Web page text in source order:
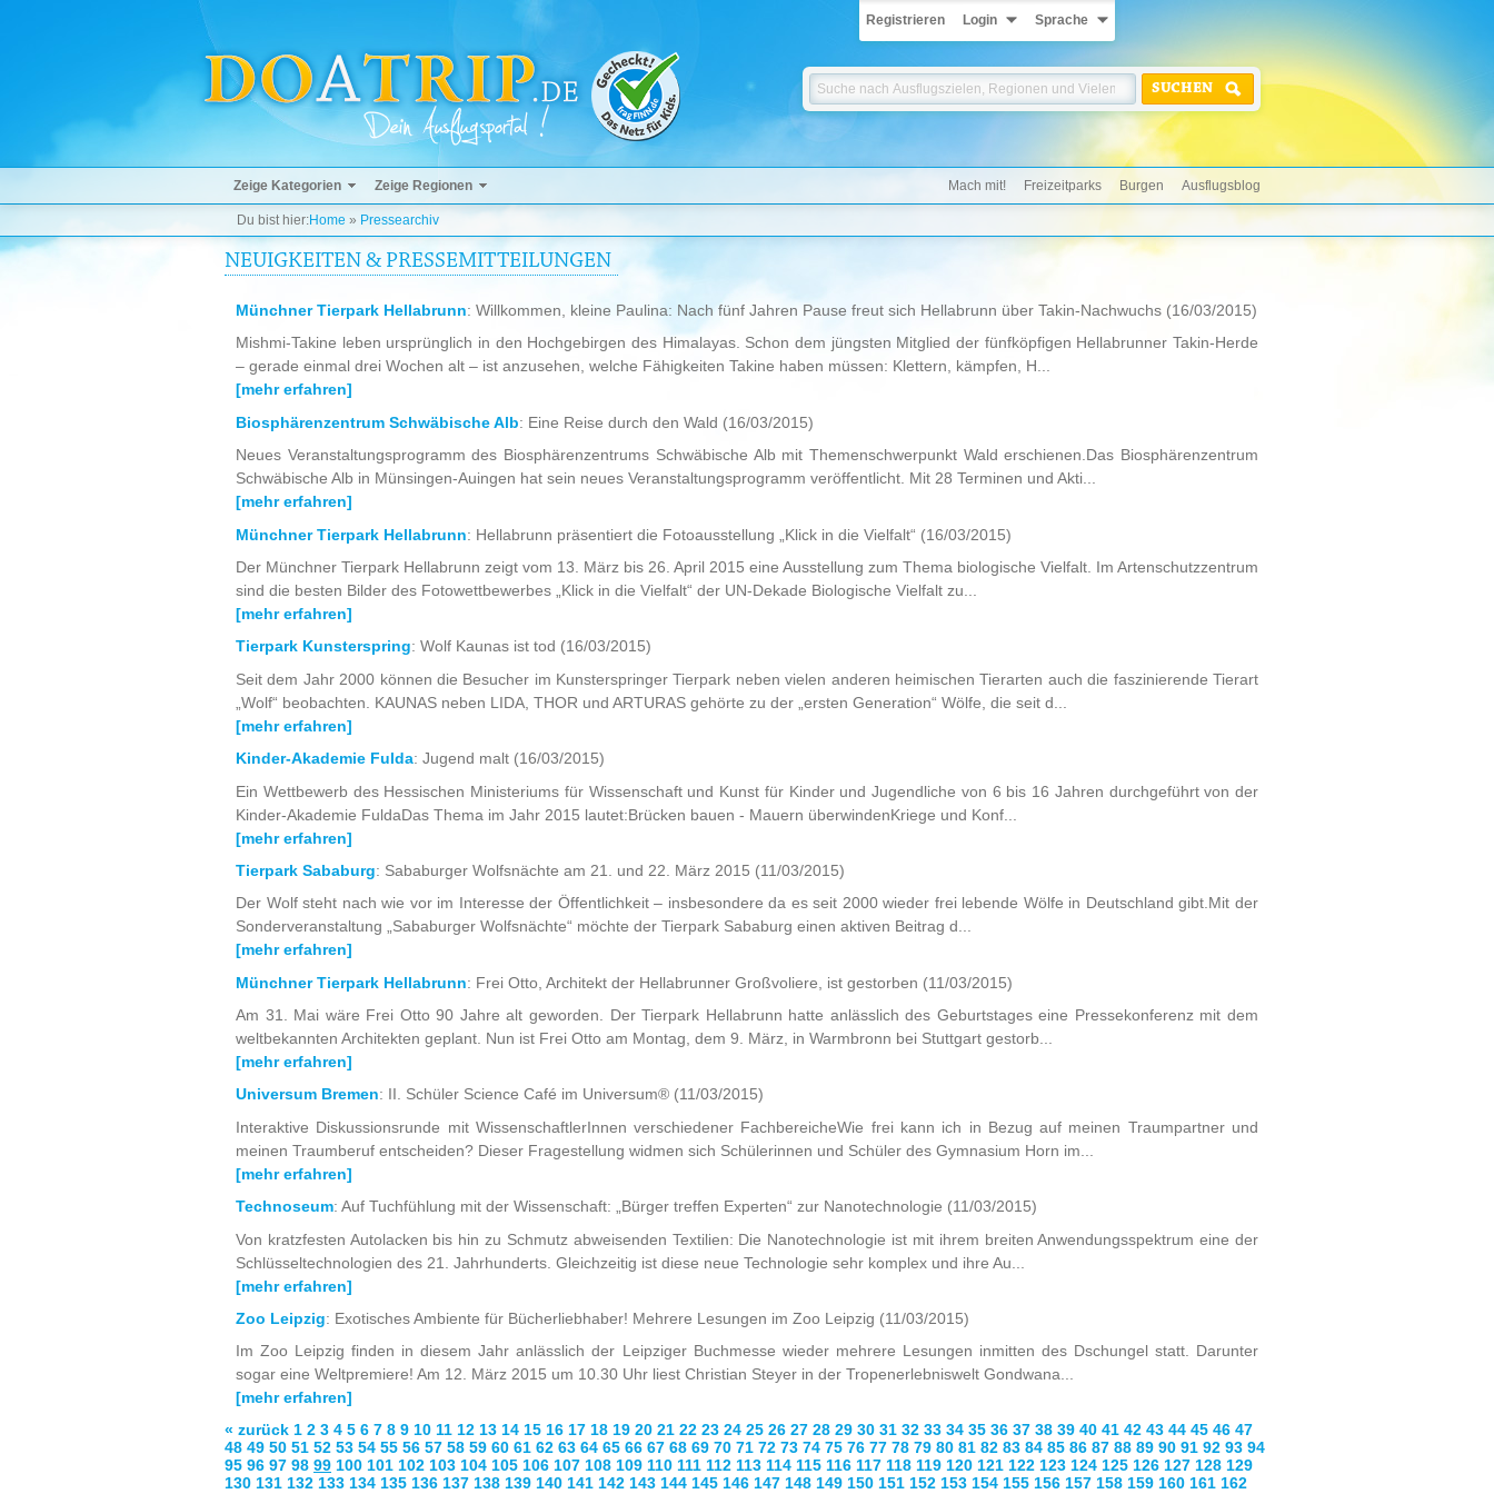
Registrieren Login Sprache
SUCHEN
Zeige Kategorien Zeige Regionen Mach mit! Freizeitparks Burgen Ausflugsblog
Du bist hier:Home » Pressearchiv
NEUIGKEITEN & PRESSEMITTEILUNGEN
Münchner Tierpark Hellabrunn: Willkommen, kleine Paulina: Nach fünf Jahren Pause freut sich Hellabrunn über Takin-Nachwuchs (16/03/2015)
Mishmi-Takine leben ursprünglich in den Hochgebirgen des Himalayas. Schon dem jüngsten Mitglied der fünfköpfigen Hellabrunner Takin-Herde
– gerade einmal drei Wochen alt – ist anzusehen, welche Fähigkeiten Takine haben müssen: Klettern, kämpfen, H...
[mehr erfahren]
Biosphärenzentrum Schwäbische Alb: Eine Reise durch den Wald (16/03/2015)
Neues Veranstaltungsprogramm des Biosphärenzentrums Schwäbische Alb mit Themenschwerpunkt Wald erschienen.Das Biosphärenzentrum
Schwäbische Alb in Münsingen-Auingen hat sein neues Veranstaltungsprogramm veröffentlicht. Mit 28 Terminen und Akti...
[mehr erfahren]
Münchner Tierpark Hellabrunn: Hellabrunn präsentiert die Fotoausstellung „Klick in die Vielfalt“ (16/03/2015)
Der Münchner Tierpark Hellabrunn zeigt vom 13. März bis 26. April 2015 eine Ausstellung zum Thema biologische Vielfalt. Im Artenschutzzentrum
sind die besten Bilder des Fotowettbewerbes „Klick in die Vielfalt“ der UN-Dekade Biologische Vielfalt zu...
[mehr erfahren]
Tierpark Kunsterspring: Wolf Kaunas ist tod (16/03/2015)
Seit dem Jahr 2000 können die Besucher im Kunsterspringer Tierpark neben vielen anderen heimischen Tierarten auch die faszinierende Tierart
„Wolf“ beobachten. KAUNAS neben LIDA, THOR und ARTURAS gehörte zu der „ersten Generation“ Wölfe, die seit d...
[mehr erfahren]
Kinder-Akademie Fulda: Jugend malt (16/03/2015)
Ein Wettbewerb des Hessischen Ministeriums für Wissenschaft und Kunst für Kinder und Jugendliche von 6 bis 16 Jahren durchgeführt von der
Kinder-Akademie FuldaDas Thema im Jahr 2015 lautet:Brücken bauen - Mauern überwindenKriege und Konf...
[mehr erfahren]
Tierpark Sababurg: Sababurger Wolfsnächte am 21. und 22. März 2015 (11/03/2015)
Der Wolf steht nach wie vor im Interesse der Öffentlichkeit – insbesondere da es seit 2000 wieder frei lebende Wölfe in Deutschland gibt.Mit der
Sonderveranstaltung „Sababurger Wolfsnächte“ möchte der Tierpark Sababurg einen aktiven Beitrag d...
[mehr erfahren]
Münchner Tierpark Hellabrunn: Frei Otto, Architekt der Hellabrunner Großvoliere, ist gestorben (11/03/2015)
Am 31. Mai wäre Frei Otto 90 Jahre alt geworden. Der Tierpark Hellabrunn hatte anlässlich des Geburtstages eine Pressekonferenz mit dem
weltbekannten Architekten geplant. Nun ist Frei Otto am Montag, dem 9. März, in Warmbronn bei Stuttgart gestorb...
[mehr erfahren]
Universum Bremen: II. Schüler Science Café im Universum® (11/03/2015)
Interaktive Diskussionsrunde mit WissenschaftlerInnen verschiedener FachbereicheWie frei kann ich in Bezug auf meinen Traumpartner und
meinen Traumberuf entscheiden? Dieser Fragestellung widmen sich Schülerinnen und Schüler des Gymnasium Horn im...
[mehr erfahren]
Technoseum: Auf Tuchfühlung mit der Wissenschaft: „Bürger treffen Experten“ zur Nanotechnologie (11/03/2015)
Von kratzfesten Autolacken bis hin zu Schmutz abweisenden Textilien: Die Nanotechnologie ist mit ihrem breiten Anwendungsspektrum eine der
Schlüsseltechnologien des 21. Jahrhunderts. Gleichzeitig ist diese neue Technologie sehr komplex und ihre Au...
[mehr erfahren]
Zoo Leipzig: Exotisches Ambiente für Bücherliebhaber! Mehrere Lesungen im Zoo Leipzig (11/03/2015)
Im Zoo Leipzig finden in diesem Jahr anlässlich der Leipziger Buchmesse wieder mehrere Lesungen inmitten des Dschungel statt. Darunter
sogar eine Weltpremiere! Am 12. März 2015 um 10.30 Uhr liest Christian Steyer in der Tropenerlebniswelt Gondwana...
[mehr erfahren]
« zurück 1 2 3 4 5 6 7 8 9 10 11 12 13 14 15 16 17 18 19 20 21 22 23 24 25 26 27 28 29 30 31 32 33 34 35 36 37 38 39 40 41 42 43 44 45 46 47
48 49 50 51 52 53 54 55 56 57 58 59 60 61 62 63 64 65 66 67 68 69 70 71 72 73 74 75 76 77 78 79 80 81 82 83 84 85 86 87 88 89 90 91 92 93 94
95 96 97 98 99 100 101 102 103 104 105 106 107 108 109 110 111 112 113 114 115 116 117 118 119 120 121 122 123 124 125 126 127 128 129
130 131 132 133 134 135 136 137 138 139 140 141 142 143 144 145 146 147 148 149 150 151 152 153 154 155 156 157 158 159 160 161 162